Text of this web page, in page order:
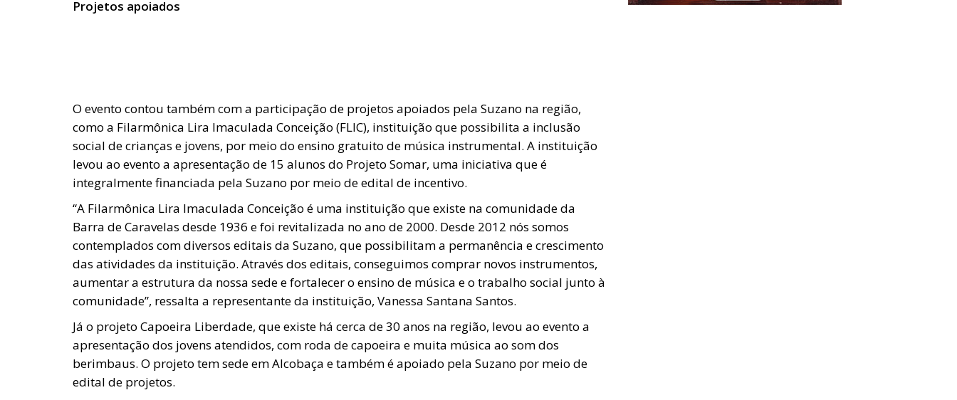
Projetos apoiados
O evento contou também com a participação de projetos apoiados pela Suzano na região,
como a Filarmônica Lira Imaculada Conceição (FLIC), instituição que possibilita a inclusão
social de crianças e jovens, por meio do ensino gratuito de música instrumental. A instituição
levou ao evento a apresentação de 15 alunos do Projeto Somar, uma iniciativa que é
integralmente financiada pela Suzano por meio de edital de incentivo.
“A Filarmônica Lira Imaculada Conceição é uma instituição que existe na comunidade da
Barra de Caravelas desde 1936 e foi revitalizada no ano de 2000. Desde 2012 nós somos
contemplados com diversos editais da Suzano, que possibilitam a permanência e crescimento
das atividades da instituição. Através dos editais, conseguimos comprar novos instrumentos,
aumentar a estrutura da nossa sede e fortalecer o ensino de música e o trabalho social junto à
comunidade”, ressalta a representante da instituição, Vanessa Santana Santos.
Já o projeto Capoeira Liberdade, que existe há cerca de 30 anos na região, levou ao evento a
apresentação dos jovens atendidos, com roda de capoeira e muita música ao som dos
berimbaus. O projeto tem sede em Alcobaça e também é apoiado pela Suzano por meio de
edital de projetos.